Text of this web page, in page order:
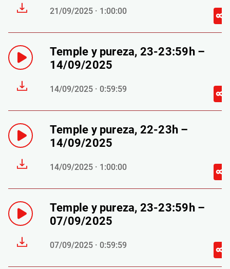
21/09/2025 · 1:00:00
Temple y pureza, 23-23:59h –
14/09/2025
14/09/2025 · 0:59:59
Temple y pureza, 22-23h –
14/09/2025
14/09/2025 · 1:00:00
Temple y pureza, 23-23:59h –
07/09/2025
07/09/2025 · 0:59:59